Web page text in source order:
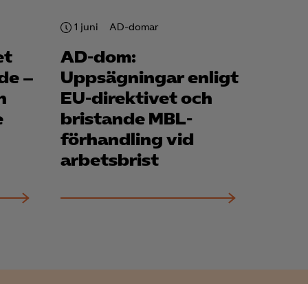
–
1 juni AD-domar
AD-dom:
Uppsägningar enligt
EU-direktivet och
bristande MBL-
förhandling vid
arbets­brist